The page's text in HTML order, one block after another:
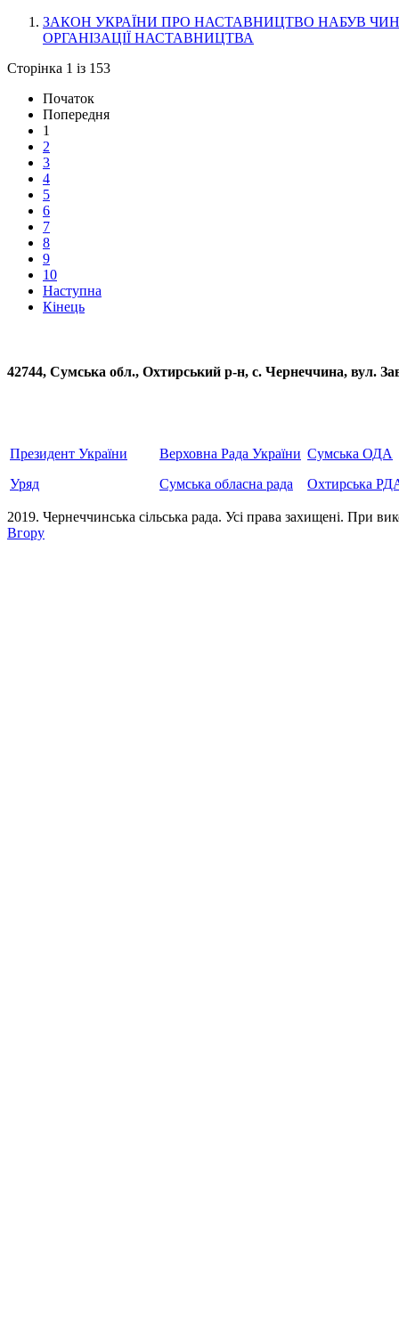
ЗАКОН УКРАЇНИ ПРО НАСТАВНИЦТВО НАБУВ
ОРГАНІЗАЦІЇ НАСТАВНИЦТВА
Сторінка 1 із 153
Початок
Попередня
1
2
3
4
5
6
7
8
9
10
Наступна
Кінець
42744, Сумська обл., Охтирський р-н, с. Чернеччина,
Президент України
Уряд
Верховна Рада України
Сумська обласна рада
Сумська ОДА
Охтирська
2019. Чернеччинська сільська рада. Усi права захищенi. При
Вгору